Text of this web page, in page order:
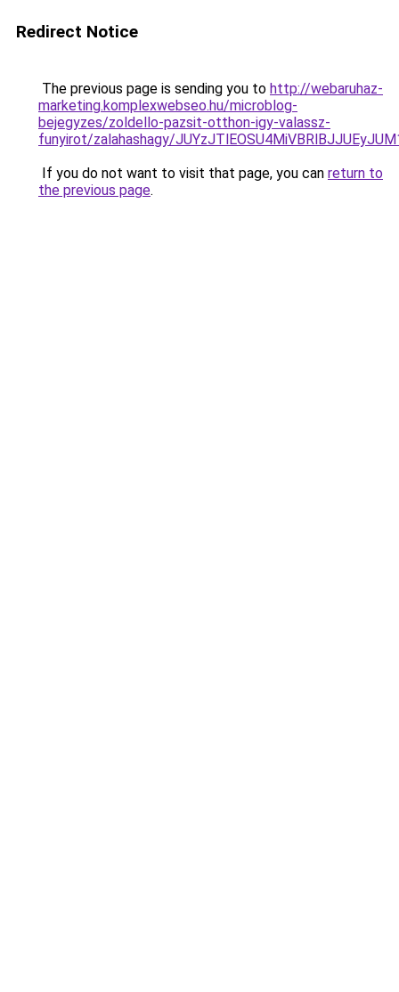
Redirect Notice
The previous page is sending you to http://webaruhaz-
marketing.komplexwebseo.hu/microblog-
bejegyzes/zoldello-pazsit-otthon-igy-valassz-
funyirot/zalahashagy/
If you do not want to visit that page, you can return to
the previous page.